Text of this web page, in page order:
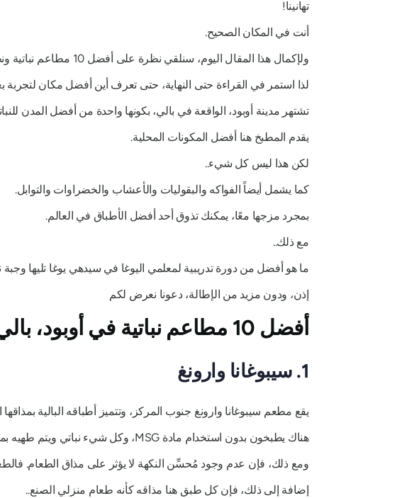
تهانينا!
أنت في المكان الصحيح.
ولإكمال هذا المقال اليوم، سنلقي نظرة على أفضل 10 مطاعم نباتية ونخبركم بكل ما تحتاجون معرفته عنها.
لذا استمر في القراءة حتى النهاية، حتى تعرف أين أفضل مكان لتجربة
تشتهر مدينة أوبود، الواقعة في بالي، بكونها واحدة من أفضل المدن
يقدم المطبخ هنا أفضل المكونات المحلية.
لكن هذا ليس كل شيء..
كما يشمل أيضاً الفواكه والبقوليات والأعشاب والخضراوات والتوابل.
بمجرد مزجها معًا، يمكنك تذوق أحد أفضل الأطباق في العالم.
مع ذلك..
ما هو أفضل من دورة تدريبية لمعلمي اليوغا في سيدهي يوغا تليها وجبة
إذن، ودون مزيد من الإطالة، دعونا نعرض لكم
أفضل 10 مطاعم نباتية في أوبود، بالي
1. سيبوغانا وارونغ
يقع مطعم سيبوغانا وارونغ جنوب المركز، وتتميز أطباقه البالية
هناك يطبخون بدون استخدام مادة MSG، وكل شيء نباتي ويتم طهيه بمساعدة زيت جوز الهند.
ومع ذلك، فإن عدم وجود مُحسِّن النكهة لا يؤثر على مذاق الطعام.
إضافة إلى ذلك، فإن كل طبق هنا مذاقه كأنه طعام منزلي الصنع..